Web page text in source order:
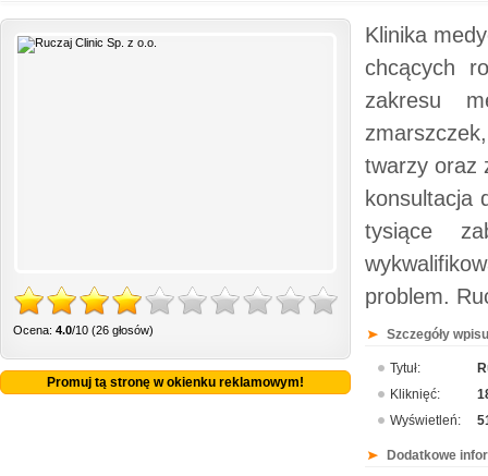
Ocena: 4.0/10 (26 głosów)
Promuj tą stronę w okienku reklamowym!
Klinika
chcących
zakresu
twarzy oraz
konsultacja
tysiące
problem.
Szczegóły
Tytuł:
Kliknięć:
Wyświetleń:
Dodatkowe